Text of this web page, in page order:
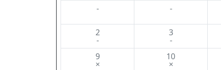
-
-
2
-
3
-
9
×
10
×